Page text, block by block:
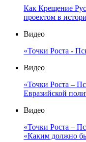
Как Крещение
проектом в
Видео
«Точки Роста -
Видео
«Точки Роста –
Евразийской
Видео
«Точки Роста –
«Каким должно